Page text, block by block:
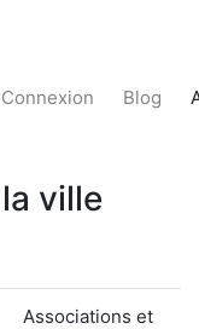
Connexion Blog
ville
Associations et